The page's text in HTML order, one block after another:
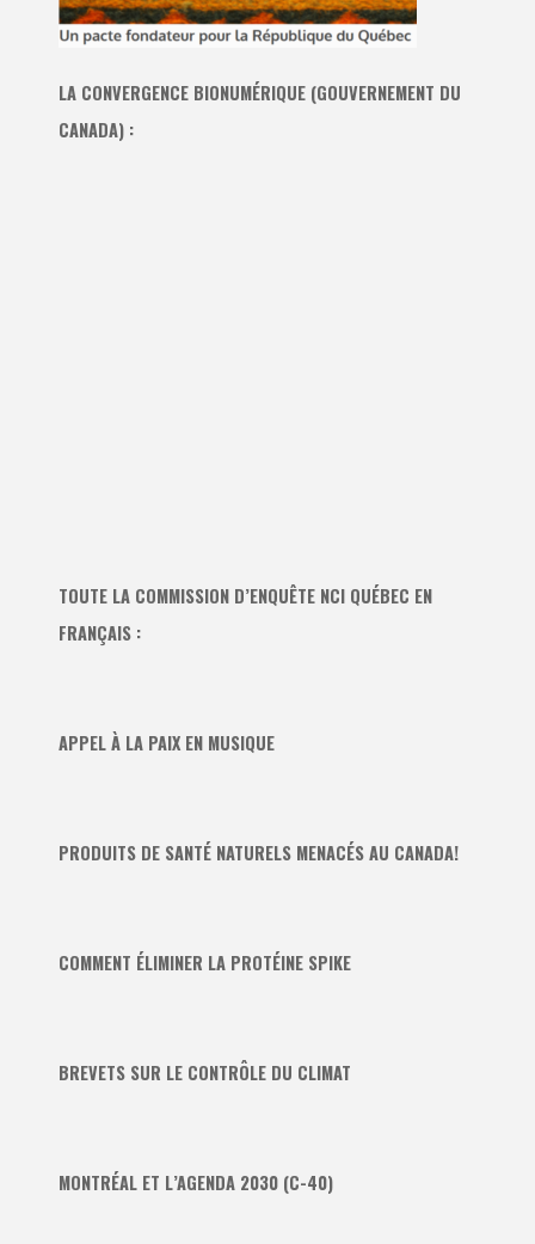
LA CONVERGENCE BIONUMÉRIQUE (GOUVERNEMENT DU
CANADA) :
TOUTE LA COMMISSION D’ENQUÊTE NCI QUÉBEC EN
FRANÇAIS :
APPEL À LA PAIX EN MUSIQUE
PRODUITS DE SANTÉ NATURELS MENACÉS AU CANADA!
COMMENT ÉLIMINER LA PROTÉINE SPIKE
BREVETS SUR LE CONTRÔLE DU CLIMAT
MONTRÉAL ET L’AGENDA 2030 (C-40)